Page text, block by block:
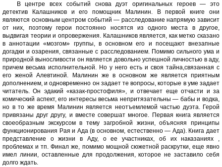
В центре всех событий снова дуэт оригинальных героев — это
детектив Калашников и его помощник Малинин. В первой книге они
являются основным центром событий — расследование напрямую зависит
от них, поэтому герои постоянно носятся из одного места в другое,
выдвигая теории и опровержения. Калашников является, как метко сказано
в аннотации «мозгом» группы, в основном его и посещают внезапные
догадки и озарения, связанные с расследованием. Помимо сильного ума и
природной выносливости он является довольно успешной личностью в аду,
причем весьма исполнительной. Но у него есть и своя тайна,связанная с
его женой Алевтиной. Малинин же в основном же является приятным
дополнением, и одновременно он задает те вопросы, которые в уме задает
читатель. Он эдакий «казак-простофиля», и отвечает еще отчасти и за
комический аспект, его интересы весьма непритязательны — бабы и водка,
но в то же время Малинин является неотъемлемой частью дуэта. Герой
привязаны друг другу, и вместе совершат многое. Первая книга является
своеобразным экскурсом в тему загробной жизни, объясняя принципы
функционирования Рая и Ада (в основном, естественно — Ада). Книга дает
представление о жизни в Аду, о ее участниках, об их наказаниях ,
проблемах и тп. Финал же, помимо мощной сюжетной раскрутки, еще явно
имел линии, оставленные для продолжения, которое не заставило себя
долго ждать.